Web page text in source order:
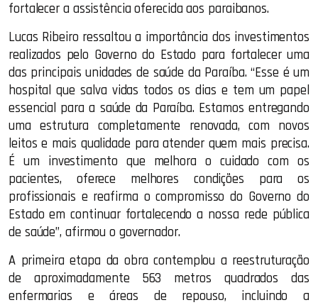
fortalecer a assistência oferecida aos paraibanos.
Lucas Ribeiro ressaltou a importância dos investimentos
realizados pelo Governo do Estado para fortalecer uma
das principais unidades de saúde da Paraíba. “Esse é um
hospital que salva vidas todos os dias e tem um papel
essencial para a saúde da Paraíba. Estamos entregando
uma estrutura completamente renovada, com novos
leitos e mais qualidade para atender quem mais precisa.
É um investimento que melhora o cuidado com os
pacientes, oferece melhores condições para os
profissionais e reafirma o compromisso do Governo do
Estado em continuar fortalecendo a nossa rede pública
de saúde”, afirmou o governador.
A primeira etapa da obra contemplou a reestruturação
de aproximadamente 563 metros quadrados das
enfermarias e áreas de repouso, incluindo a